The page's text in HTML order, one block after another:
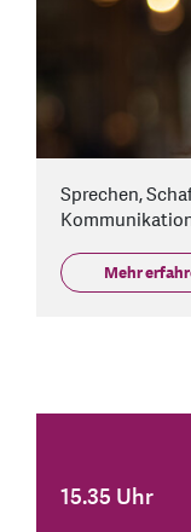
Sprechen,
Mehr
15.35 Uhr